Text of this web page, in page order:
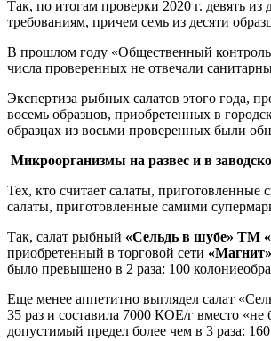
Так, по итогам проверки 2020 г. девять
требованиям, причем семь из десяти
В прошлом году «Общественный
числа проверенных не отвечали
Экспертиза рыбных салатов этого года,
восемь образцов, приобретенных в
образцах из восьми проверенных были
Микроорганизмы на развес и в
Тех, кто считает салаты,
салаты, приготовленные самими
Так, салат рыбный «Сельдь в шубе» ТМ
приобретенный в торговой сети «Магнит»
было превышено в 2 раза: 100
Еще менее аппетитно выглядел салат
35 раз и составила 7000 КОЕ/г вместо
допустимый предел более чем в 3 раза: